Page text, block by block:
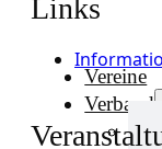
Vereine
Verband
Links